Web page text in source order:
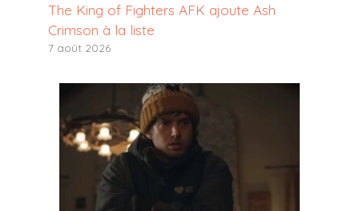
The King of Fighters AFK ajoute Ash
Crimson à la liste
7 août 2026